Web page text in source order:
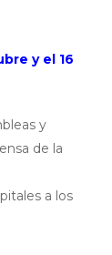
y el 16
y
de la
a los